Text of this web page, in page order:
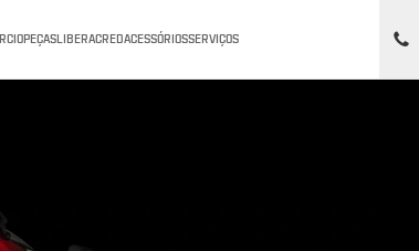
PEÇASLIBERACREDACESSÓRIOSSERVIÇOS